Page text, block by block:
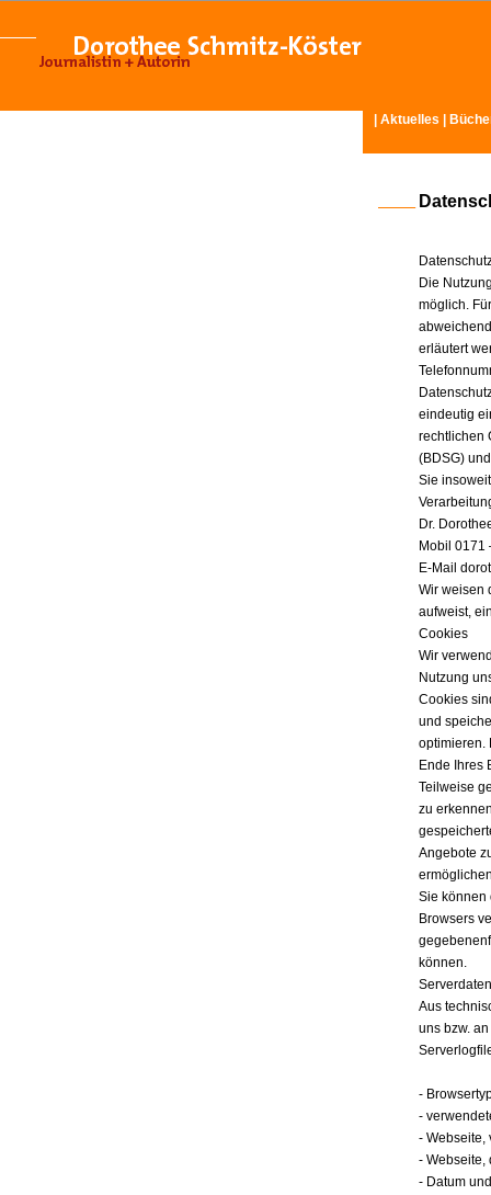
Aktuelles
Die
möglich.
erläutert
eindeutig
rechtlichen
(BDSG)
Sie
Dr.
Mobil 0171
E-Mail
Wir weisen
aufweist,
Cookies
Wir
Nutzung
Cookies
und
optimieren.
Ende Ihres
Teilweise
zu
Angebote
Sie können
Browsers
können.
Serverdaten
Aus
uns bzw.
-
-
- Webseite,
- Webseite,
- Datum